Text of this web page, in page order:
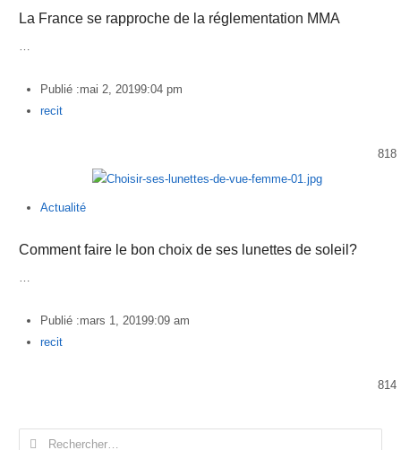
La France se rapproche de la réglementation MMA
Publié :mai 2, 20199:04 pm
Author
recit
818
Actualité
Comment faire le bon choix de ses lunettes de soleil?
Publié :mars 1, 20199:09 am
Author
recit
814
Rechercher :